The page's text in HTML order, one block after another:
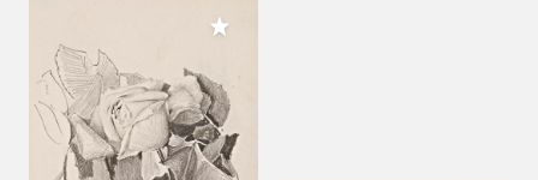
Meiner Sammlung hinzufügen